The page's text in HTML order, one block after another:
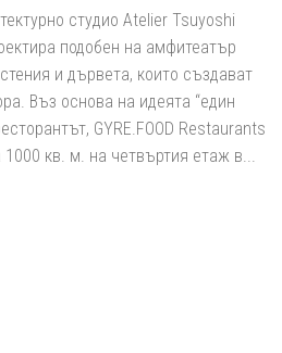
студио Atelier Tsuyoshi
подобен на амфитеатър
и дървета, които създават
Въз основа на идеята “един
GYRE.FOOD Restaurants
кв. м. на четвъртия етаж в...